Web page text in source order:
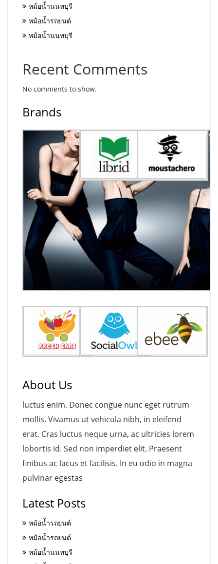
หม้อน้ำนนทบุรี
หม้อน้ำรถยนต์
หม้อน้ำนนทบุรี
Recent Comments
No comments to show.
Brands
About Us
luctus enim. Donec congue nunc eget rutrum
mollis. Vivamus ut vehicula nibh, in eleifend
erat. Cras luctus neque urna, ac ultricies lorem
lobortis id. Sed non imperdiet elit. Praesent
finibus ac lacus et facilisis. In eu odio in magna
pulvinar egestas
Latest Posts
หม้อน้ำรถยนต์
หม้อน้ำรถยนต์
หม้อน้ำนนทบุรี